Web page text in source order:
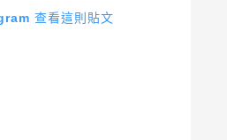
查看這則貼文